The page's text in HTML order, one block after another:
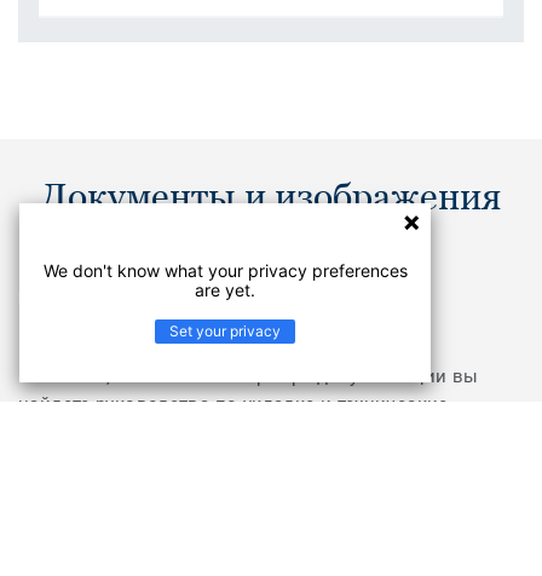
Документы и изображения
Каталоги
Не нашли, что искали? В Центре документации вы
найдете руководства по укладке и технические
We don't know what your privacy preferences
are yet.
Set your privacy